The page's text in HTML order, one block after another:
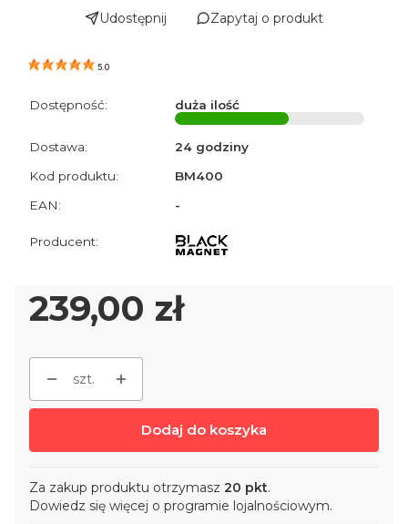
Udostępnij Zapytaj o produkt
5.0
Dostępność: duża ilość
Dostawa:
24 godziny
Kod produktu:
BM400
EAN:
-
Cena
239,00 zł
szt.
Dodaj do koszyka
Za zakup produktu otrzymasz 20 pkt.
Dowiedz się więcej o programie lojalnościowym.